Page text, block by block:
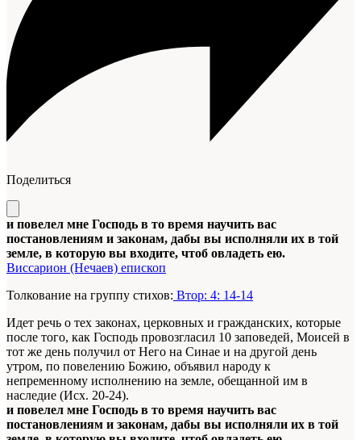
Поделиться
и повелел мне Господь в то время научить вас
постановлениям и законам, дабы вы исполняли их в той
земле, в которую вы входите, чтоб овладеть ею.
Виссарион (Нечаев) епископ
Толкование на группу стихов: Втор: 4: 14-14
Идет речь о тех законах, церковных и гражданских, которые
после того, как Господь провозгласил 10 заповедей, Моисей в
тот же день получил от Него на Синае и на другой день
утром, по повелению Божию, объявил народу к
непременному исполнению на земле, обещанной им в
наследие (Исх. 20-24).
и повелел мне Господь в то время научить вас
постановлениям и законам, дабы вы исполняли их в той